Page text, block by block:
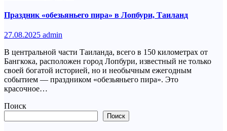
Праздник «обезьяньего пира» в Лопбури, Таиланд
27.08.2025 admin
В центральной части Таиланда, всего в 150 километрах от
Бангкока, расположен город Лопбури, известный не только
своей богатой историей, но и необычным ежегодным
событием — праздником «обезьяньего пира». Это
красочное…
Поиск
Поиск